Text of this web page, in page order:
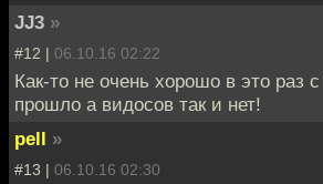
JJ3 »
#12 | 06.10.16 02:22
Как-то не очень хорошо в это раз
прошло а видосов так и нет!
pell »
#13 | 06.10.16 02:30